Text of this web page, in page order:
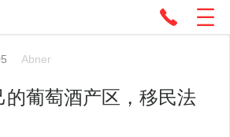
Abner
的葡萄酒产区，移民法